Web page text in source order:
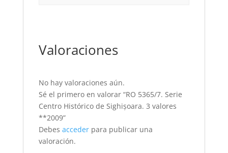
Valoraciones
No hay valoraciones aún.
Sé el primero en valorar “RO 5365/7. Serie
Centro Histórico de Sighișoara. 3 valores
**2009”
Debes accederpara publicar una
valoración.